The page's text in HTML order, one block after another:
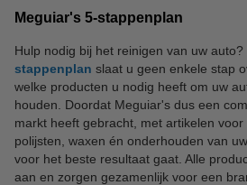
Meguiar's 5-stappenplan
Hulp nodig bij het reinigen van uw auto?
stappenplan slaat u geen enkele stap
welke producten u nodig heeft om uw
houden. Doordat Meguiar's dus een
markt heeft gebracht, met artikelen voor
polijsten, waxen én onderhouden van
voor het beste resultaat gaat. Alle
aan en zorgen gezamenlijk voor een